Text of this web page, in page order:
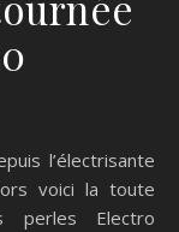
voici la toute
perles Electro